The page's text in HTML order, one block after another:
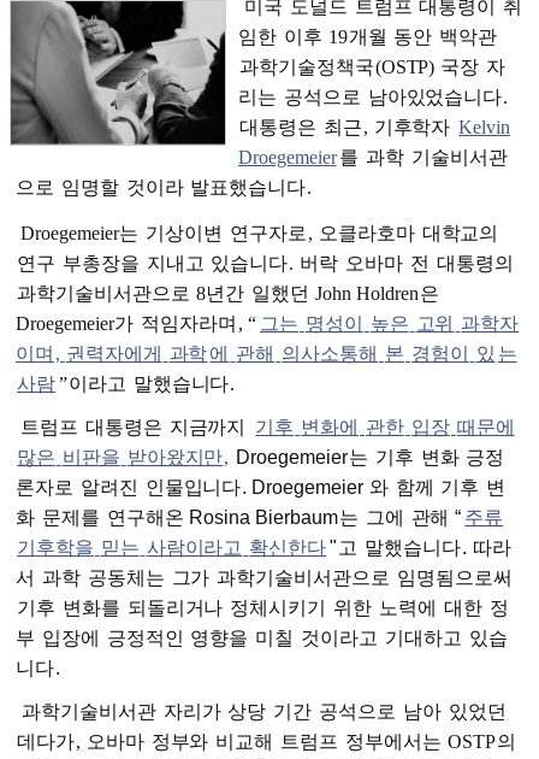
미국 도널드 트럼프 대통령이
취
임한 이후 19개월 동안 백악관
과학기술정책국(OSTP) 국장 자
리는 공석으로 남아있었습니다.
대통령은 최근, 기후학자 Kelvin
Droegemeier 를 과학 기술비서관
으로 임명할 것이라 발표했습니다.
Droegemeier는 기상이변 연구자로 , 오클라호마 대학교의
연구 부총장을 지내고 있습니다. 버락 오바마 전 대통령의
과학기술비서관으로 8년간 일했던 John Holdren은
Droegemeier가 적임자라며 , “ 그는 명성이 높은 고위
과학자
이며 , 권력자에게 과학에 관해 의사소통해 본 경험이 있 는
사람”이라고 말했습니다.
트럼프 대통령은 지금까지 기후 변화에 관한 입장 때문에
많은 비판을 받아왔지만, Droegemeier는 기후 변화 긍정
론자로 알려진 인물입니다. Droegemeier 와 함께 기후 변
화 문제를 연구해온 Rosina Bierbaum는 그에 관해 “ 주류
기후학을 믿는 사람이라고 확신한다" 고 말했습니다. 따라
서 과학 공동체는 그가 과학기술비서관으로 임명됨으로써
기후 변화를 되돌리거나 정체시키기 위한 노력에 대한 정
부 입장에 긍정적인 영향을 미칠 것이라고 기대하고 있습
니다.
과학기술비서관 자리가 상당 기간 공석으로 남아 있었던
데다가, 오바마 정부와 비교해 트럼프 정부에서는 OSTP의